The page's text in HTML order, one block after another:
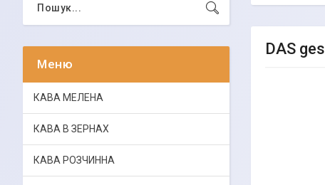
DAS
КАВА МЕЛЕНА
КАВА В ЗЕРНАХ
КАВА РОЗЧИННА